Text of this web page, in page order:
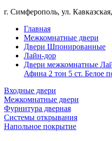
г. Симферополь, ул.
Главная
Межкомнатные двери
Двери Шпонированные
Лайн-дор
Двери межкомнатные
Афина 2 тон 5 ст. Белое
Входные двери
Межкомнатные двери
Фурнитура дверная
Системы открывания
Напольное покрытие